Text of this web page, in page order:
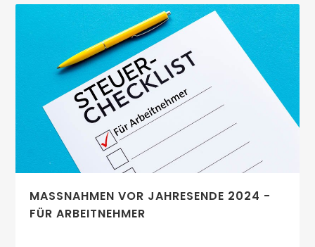
MASSNAHMEN VOR JAHRESENDE 2024 - F
ÜR ARBEITNEHMER